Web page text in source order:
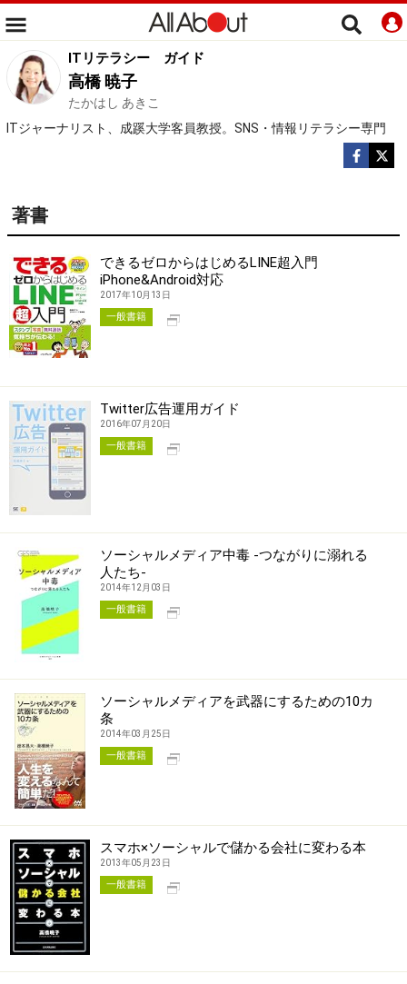
ITリテラシー ガイド
高橋 暁子
たかはし あきこ
ITジャーナリスト、成蹊大学客員教授。SNS・情報リテラシー専門
著書
できるゼロからはじめるLINE超入門
iPhone&Android対応
2017年10月13日
一般書籍
Twitter広告運用ガイド
2016年07月20日
一般書籍
ソーシャルメディア中毒 -つながりに溺れる
人たち-
2014年12月03日
一般書籍
ソーシャルメディアを武器にするための10カ
条
2014年03月25日
一般書籍
スマホ×ソーシャルで儲かる会社に変わる本
2013年05月23日
一般書籍